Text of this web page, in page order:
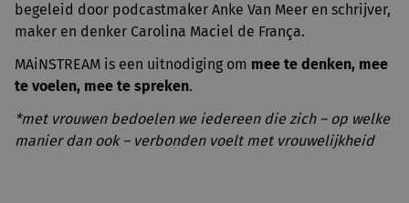
begeleid door podcastmaker Anke Van Meer en schrijver,
maker en denker Carolina Maciel de França.
MAiNSTREAM is een uitnodiging om mee te denken, mee
te voelen, mee te spreken.
*met vrouwen bedoelen we iedereen die zich – op welke
manier dan ook – verbonden voelt met vrouwelijkheid